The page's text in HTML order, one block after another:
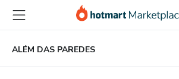
para
conteúdo
principal
para
pagamento
para
rodapé
ALÉM DAS PAREDES